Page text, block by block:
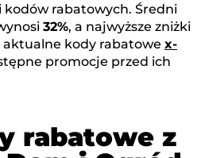
rabatowych. Średni
32%, a najwyższe zniżki
aktualne kody rabatowe x-
promocje przed ich
rabatowe z